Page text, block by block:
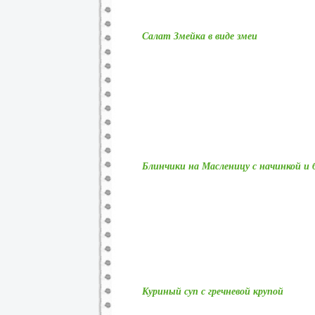
Салат Змейка в виде змеи
Блинчики на Масленицу с начинкой и
Куриный суп с гречневой крупой